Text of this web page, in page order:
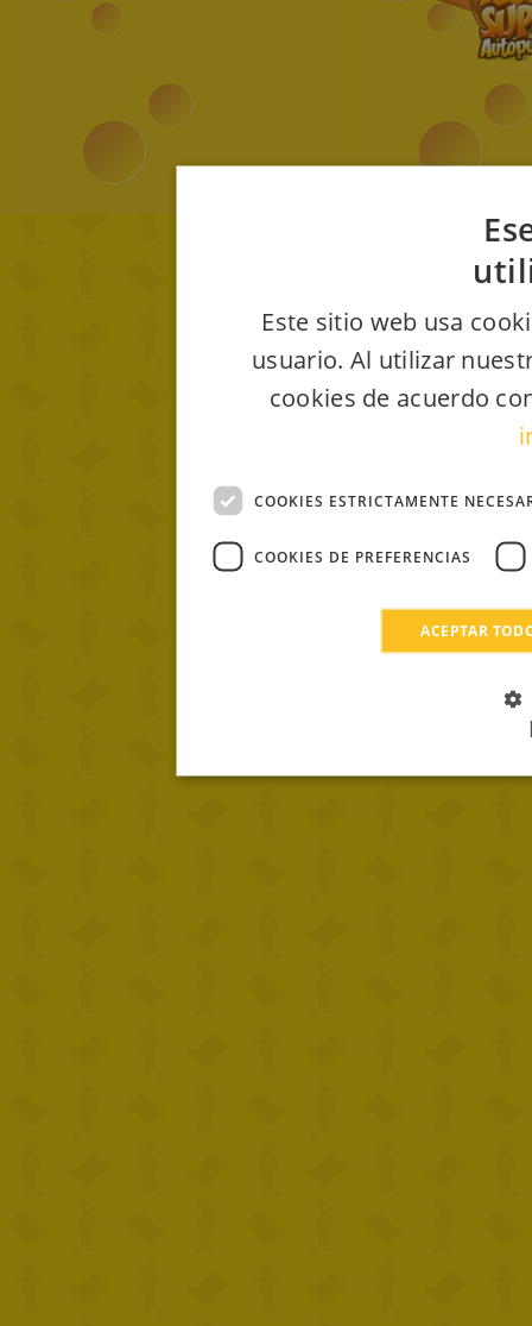
Este sitio web usa
usuario. Al utilizar
cookies de acuerdo
COOKIES ESTRICTAMENTE
COOKIES DE PREFERENCIAS
ACEPTAR